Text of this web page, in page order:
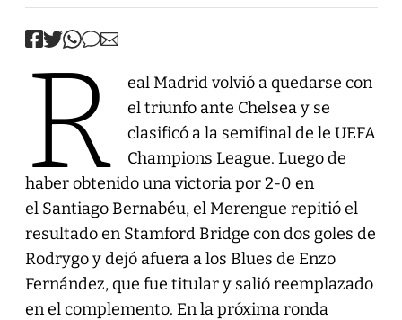
R
eal Madrid volvió a quedarse con
el triunfo ante Chelsea y se
clasificó a la semifinal de le UEFA
Champions League. Luego de
haber obtenido una victoria por 2-0 en
el Santiago Bernabéu, el Merengue repitió el
resultado en Stamford Bridge con dos goles de
Rodrygo y dejó afuera a los Blues de Enzo
Fernández, que fue titular y salió reemplazado
en el complemento. En la próxima ronda